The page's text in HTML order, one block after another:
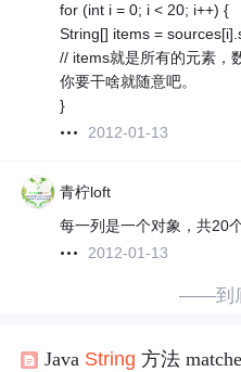
for (int i = 0; i < 20; i++) {
String[] items =
// items就是所有的元素，
你要干啥就随意吧。
}
2012-01-13
青柠loft
每一列是一个对象，共20
2012-01-13
——到
Java String 方法